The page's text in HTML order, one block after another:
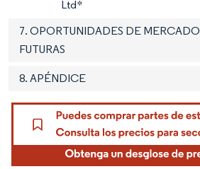
Ltd*
7. OPORTUNIDADES DE
FUTURAS
8. APÉNDICE